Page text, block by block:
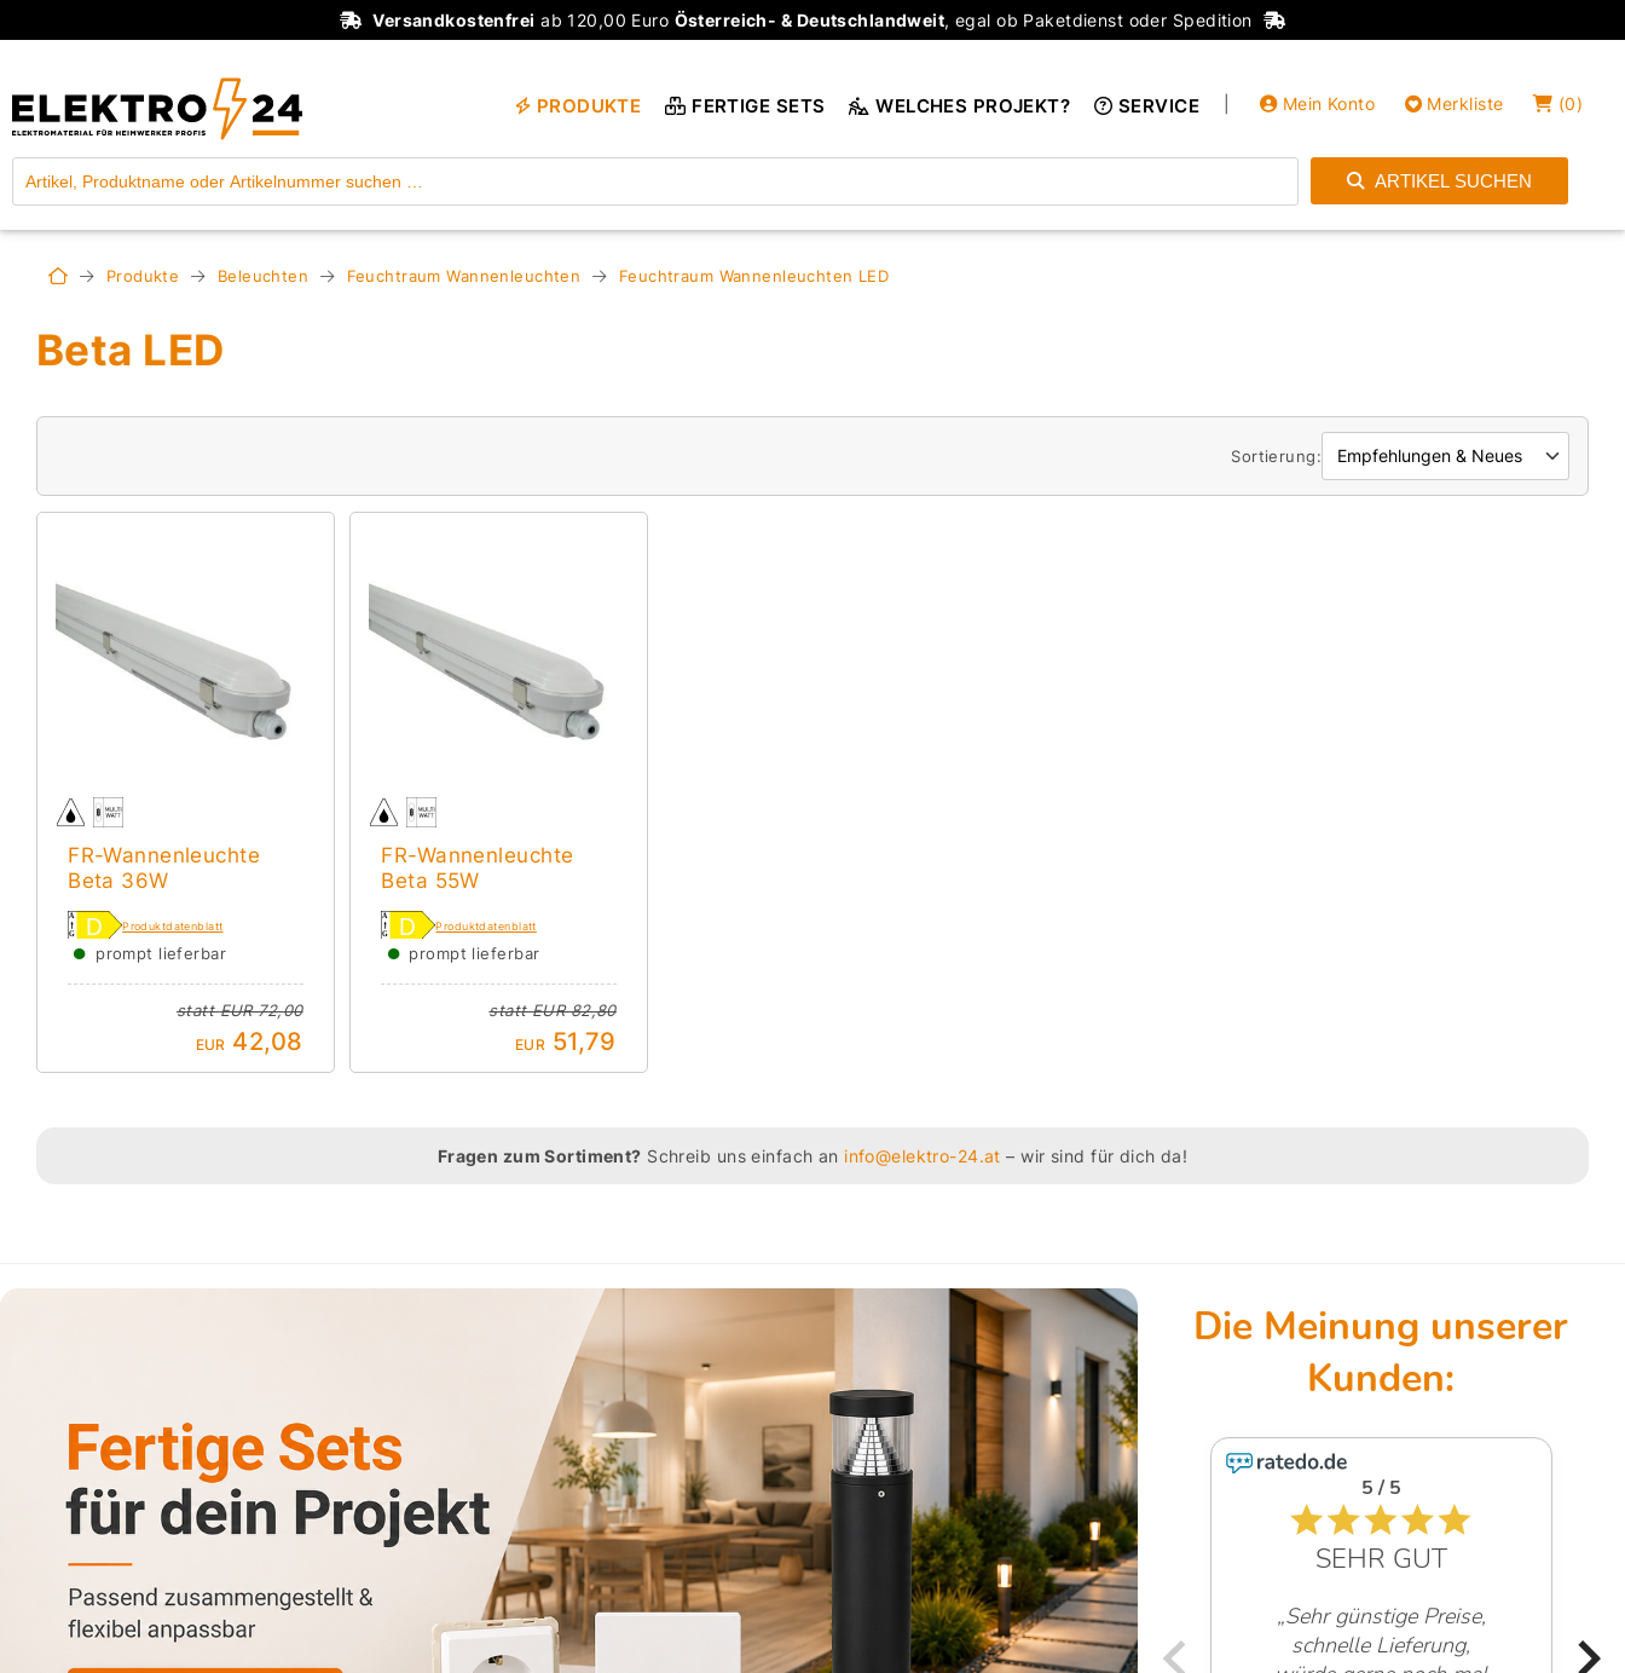
Versandkostenfrei ab 120,00 Euro Österreich- & Deutschlandweit, egal ob Paketdienst oder Spedition
Mein Konto
Einloggen
Merkliste (0)
PRODUKTE FERTIGE SETS WELCHES PROJEKT? SERVICE
ARTIKEL SUCHEN
Produkte Beleuchten Feuchtraum Wannenleuchten Feuchtraum Wannenleuchten LED
Beta LED
Sortierung:
FR-Wannenleuchte
Beta 36W
Produktdatenblatt
● prompt lieferbar
stattEUR 72,00
EUR 42,08
FR-Wannenleuchte
Beta 55W
Produktdatenblatt
● prompt lieferbar
stattEUR 82,80
EUR 51,79
Fragen zum Sortiment? Schreib uns einfach an info@elektro-24.at – wir sind für dich da!
5 / 5
SEHR GUT
„Sehr günstige Preise,
schnelle Lieferung,